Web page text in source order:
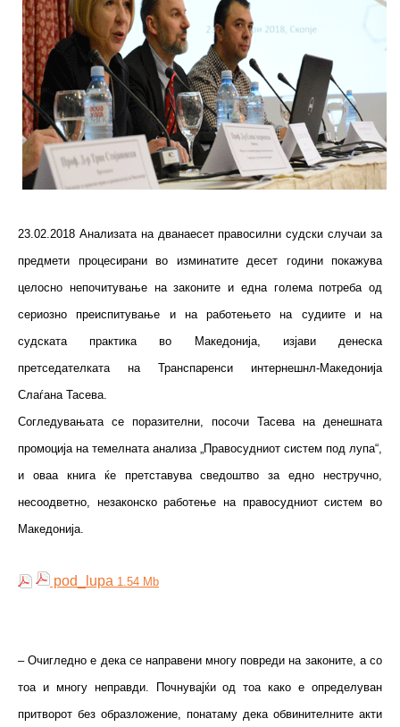
23.02.2018 Анализата на дванаесет правосилни судски случаи за
предмети процесирани во изминатите десет години покажува
целосно непочитување на законите и една голема потреба од
сериозно преиспитување и на работењето на судиите и на
судската практика во Македонија, изјави денеска
претседателката на Транспаренси интернешнл-Македонија
Слаѓана Тасева.
Согледувањата се поразителни, посочи Тасева на денешната
промоција на темелната анализа „Правосудниот систем под лупа“,
и оваа книга ќе претставува сведоштво за едно нестручно,
несоодветно, незаконско работење на правосудниот систем во
Македонија.
pod_lupa 1.54 Mb
– Очигледно е дека се направени многу повреди на законите, а со
тоа и многу неправди. Почнувајќи од тоа како е определуван
притворот без образложение, понатаму дека обвинителните акти